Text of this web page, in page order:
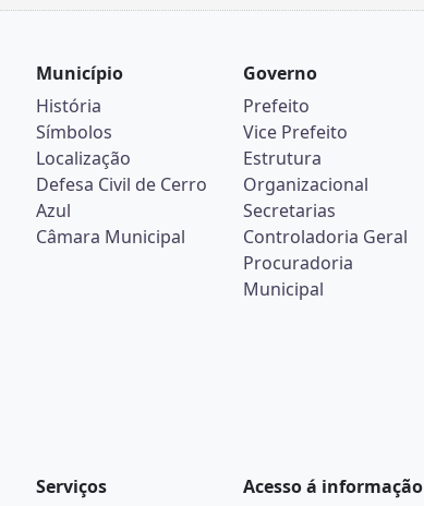
Município
História
Símbolos
Localização
Defesa Civil de Cerro
Azul
Câmara Municipal
Governo
Prefeito
Vice Prefeito
Estrutura
Organizacional
Secretarias
Controladoria Geral
Procuradoria
Municipal
Serviços
Acesso á informação